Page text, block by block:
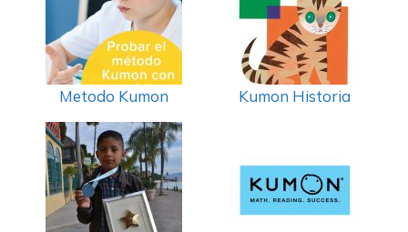
Metodo Kumon Kumon Historia